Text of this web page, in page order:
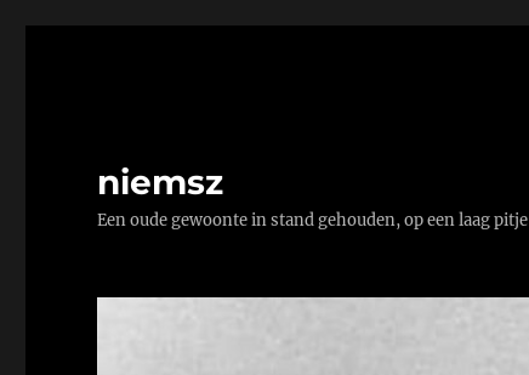
niemsz
Een oude gewoonte in stand gehouden, op een laag pitje